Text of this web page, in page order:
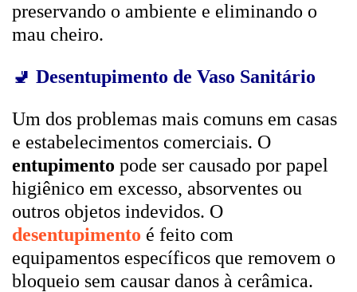
preservando o ambiente e eliminando o
mau cheiro.
🚽 Desentupimento de Vaso Sanitário
Um dos problemas mais comuns em casas
e estabelecimentos comerciais. O
entupimento pode ser causado por papel
higiênico em excesso, absorventes ou
outros objetos indevidos. O
desentupimento é feito com
equipamentos específicos que removem o
bloqueio sem causar danos à cerâmica.